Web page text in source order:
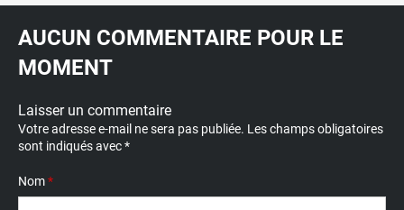
AUCUN COMMENTAIRE POUR LE
MOMENT
Laisser un commentaire
Votre adresse e-mail ne sera pas publiée. Les champs obligatoires
sont indiqués avec*
Nom*